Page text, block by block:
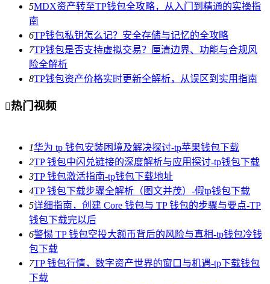
5MDX资产转至TP钱包全攻略，从入门到精通的实操指
南
6TP钱包私钥怎么记？安全存储与记忆的全攻略
7TP钱包是否支持虚拟交易？厘清边界、功能与合规风
险全解析
8TP钱包资产价格实时更新全解析，从误区到实用指南
热门视频
1华为 tp 钱包安装困境及解决探讨-tp苹果钱包下载
2TP 钱包中闪兑链接的深度解析与应用探讨-tp钱包下载
3TP 钱包激活指南-tp钱包下载地址
4TP 钱包下载步骤全解析（图文并茂）-假tp钱包下载
5详细指南，创建 Core 钱包与 TP 钱包的步骤与要点-TP
钱包下载完以后
6警惕 TP 钱包空投大额币背后的风险与真相-tp钱包冷钱
包下载
7TP 钱包行情，数字资产世界的窗口与机遇-tp下载钱包
下载